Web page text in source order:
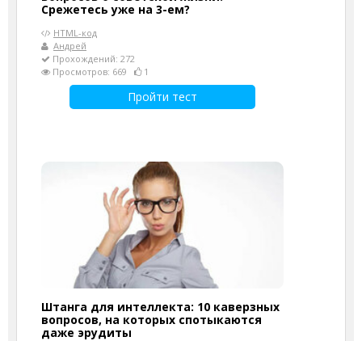
Срежетесь уже на 3-ем?
HTML-код
Андрей
Прохождений: 272
Просмотров: 669
1
Пройти тест
Штанга для интеллекта: 10 каверзных
вопросов, на которых спотыкаются
даже эрудиты